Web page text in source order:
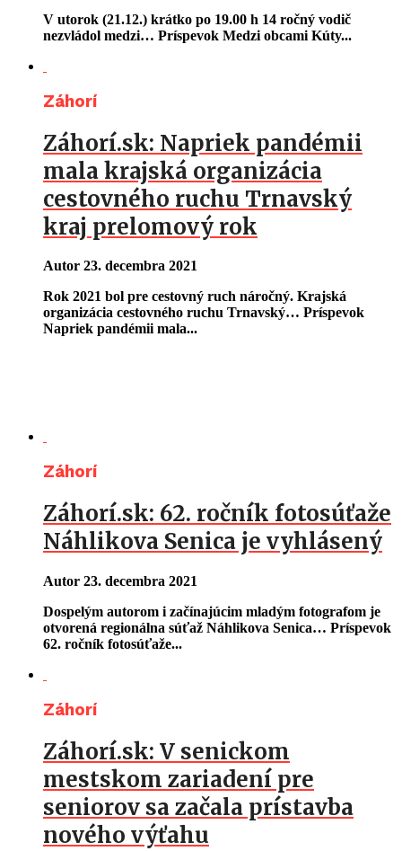
V utorok (21.12.) krátko po 19.00 h 14 ročný vodič
nezvládol medzi… Príspevok Medzi obcami Kúty...
Záhorí
Záhorí.sk: Napriek pandémii
mala krajská organizácia
cestovného ruchu Trnavský
kraj prelomový rok
Autor 23. decembra 2021
Rok 2021 bol pre cestovný ruch náročný. Krajská
organizácia cestovného ruchu Trnavský… Príspevok
Napriek pandémii mala...
Záhorí
Záhorí.sk: 62. ročník fotosúťaže
Náhlikova Senica je vyhlásený
Autor 23. decembra 2021
Dospelým autorom i začínajúcim mladým fotografom je
otvorená regionálna súťaž Náhlikova Senica… Príspevok
62. ročník fotosúťaže...
Záhorí
Záhorí.sk: V senickom
mestskom zariadení pre
seniorov sa začala prístavba
nového výťahu